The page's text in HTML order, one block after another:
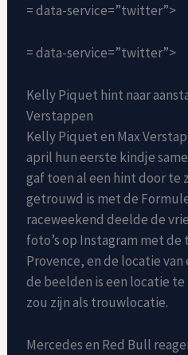
= data-service=”twitter”>
= data-service=”twitter”>
Kelly Piquet hint naar
Verstappen
Kelly Piquet en Max
april hun eerste kindje
gaf toen al een hint door te
getrouwd is met de
raceweekend deelde de
foto’s op Instagram met de
Provence, en de locatie van
de beelden is een locatie
zou zijn als trouwlocatie.
Mercedes en Red Bull